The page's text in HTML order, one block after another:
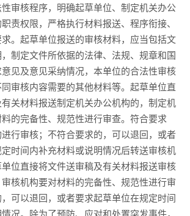
审核程序，明确起草单位、制定机关办公
责权限，严格执行材料报送、程序衔接、
。起草单位报送的审核材料，应当包括文
制定文件所依据的法律、法规、规章和国
见及意见采纳情况，本单位的合法性审核
审核内容需要的其他材料等。起草单位直
关材料报送制定机关办公机构的，制定机
的完备性、规范性进行审查。符合要求
行审核；不符合要求的，可以退回，或者
时间内补充材料或说明情况后转送审核机
位直接将文件送审稿及有关材料报送审核
核机构要对材料的完备性、规范性进行审
可以退回，或者要求起草单位在规定时间
况。除为了预防、应对和处置突发事件，